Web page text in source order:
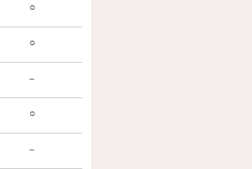
○
○
－
○
－